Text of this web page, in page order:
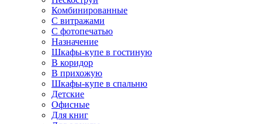
Комбинированные
С витражами
С фотопечатью
Назначение
Шкафы-купе в гостиную
В коридор
В прихожую
Шкафы-купе в спальню
Детские
Офисные
Для книг